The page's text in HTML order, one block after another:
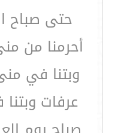
حتى صباح
أحرمنا من
وبتنا في
عرفات